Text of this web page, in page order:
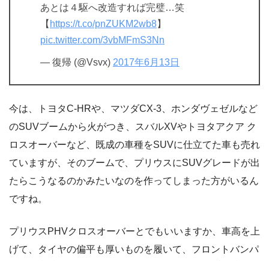
あとは４駆へ改造すれば完璧…笑
【 https://t.co/pnZUKM2wb8】
pic.twitter.com/3vbMFmS3Nn
— 復帰 (@Vsvx) 2017年6月13日
今は、トヨタC-HRや、マツダCX-3、ホンダヴェゼルなど
のSUVブームから火がつき、スバルXVやトヨタアクア ク
ロスオーバーなど、既成の車種をSUVに仕立てた車も売れ
ていますが、そのブームで、プリウスにSUVグレードが出
たらこうなるのかみたいなのを作ってしまった方がいるん
ですね。
プリウスPHVクロスオーバーとでもいいますか、車高を上
げて、タイヤの偏平も厚いものを履いて、フロントバンパ